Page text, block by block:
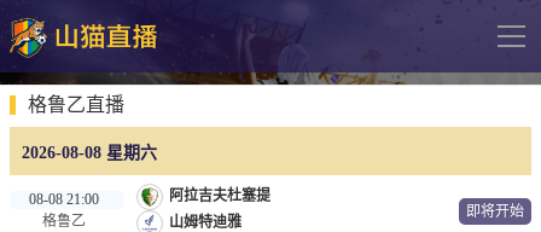
导
网站首页
足球直播
英超
格鲁乙直播
2026-08-08 星期六
08-08 21:00
格鲁乙
阿拉吉夫杜塞提
山姆特迪雅
即将开始